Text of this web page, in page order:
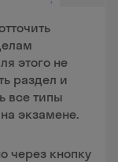
этого не
раздел и
все типы
экзамене.
через кнопку